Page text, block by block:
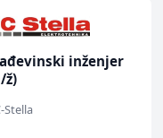
inženjer
ž)
Stella